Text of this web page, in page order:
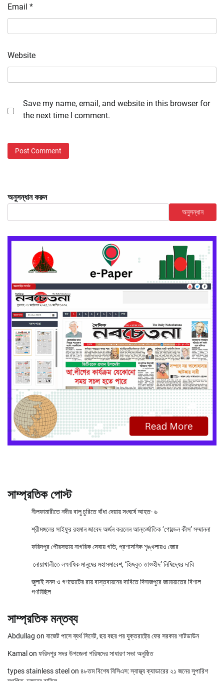
Email *
Website
Save my name, email, and website in this browser for
the next time I comment.
অনুসন্ধান করুন
অনুসন্ধান
সাম্প্রতিক পোস্ট
নীলফামারীতে নদীর বালু চুরিতে বাঁধা দেয়ায় সংঘর্ষে আহত- ৬
শ্রীমঙ্গলের সাইফুর রহমান জাবেদ অর্জন করলেন আন্তর্জাতিক ‘গোল্ডেন কীস’ সম্মাননা
ফরিদপুর পৌরসভায় নাগরিক সেবায় গতি, প্রশাসনিক শৃঙ্খলায়ও জোর
নোয়াখালীতে লক্ষাধিক মানুষের মহাসমাবেশ, ‘হিজবুত তাওহীদ’ নিষিদ্ধের দাবি
জুলাই সনদ ও গণভোটের রায় বাস্তবায়নের দাবিতে দিনাজপুরে জামায়াতের বিশাল
গণমিছিল
সাম্প্রতিক মন্তব্য
Abdullag on বাজেট পাসে ব্যর্থ সিনেট, ছয় বছর পর যুক্তরাষ্ট্রে ফের সরকার শাটডাউন
Kamal on ফরিদপুর সদর উপজেলা পরিষদের সাধারণ সভা অনুষ্ঠিত
types stainless steel on ৪৮তম বিশেষ বিসিএস: স্বাস্থ্য ক্যাডারের ২১ জনের সুপারিশ